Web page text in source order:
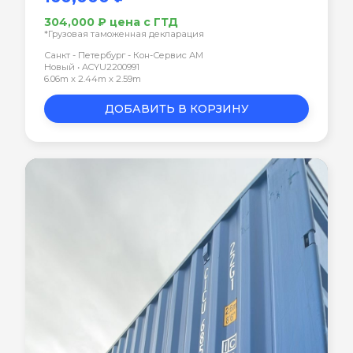
304,000 ₽ цена с ГТД
*Грузовая таможенная декларация
Санкт - Петербург - Кон-Сервис АМ
Новый • ACYU2200991
6.06m x 2.44m x 2.59m
ДОБАВИТЬ В КОРЗИНУ